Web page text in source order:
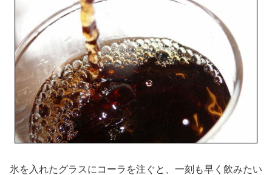
氷を入れたグラスにコーラを注ぐと、一刻も早く飲みたい